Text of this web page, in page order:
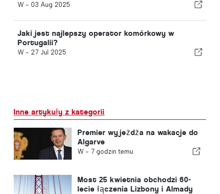
W - 03 Aug 2025
Jaki jest najlepszy operator komórkowy w
Portugalii?
W - 27 Jul 2025
Inne artykuły z kategorii
Premier wyjeżdża na wakacje do
Algarve
W - 7 godzin temu
Most 25 kwietnia obchodzi 60-
lecie łączenia Lizbony i Almady